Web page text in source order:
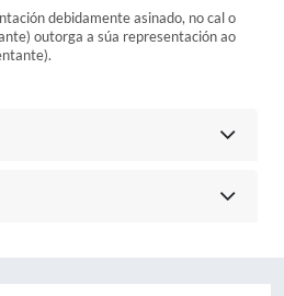
debidamente asinado, no cal o
outorga a súa representación ao